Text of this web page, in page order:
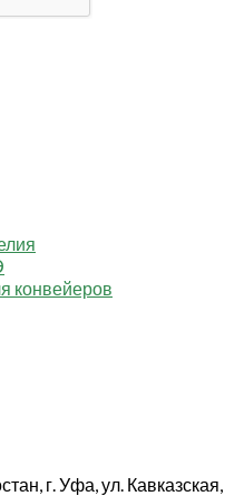
конвейеров
г. Уфа, ул. Кавказская,